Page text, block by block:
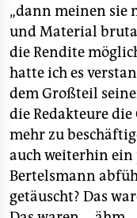
„dann meinen sie
und Material
die Rendite
hatte ich es
dem Großteil
die Redakteure
mehr zu
auch weiterhin
Bertelsmann
getäuscht? Das